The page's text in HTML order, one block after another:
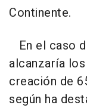
Continente.
En el caso
alcanzaría
creación de
según ha